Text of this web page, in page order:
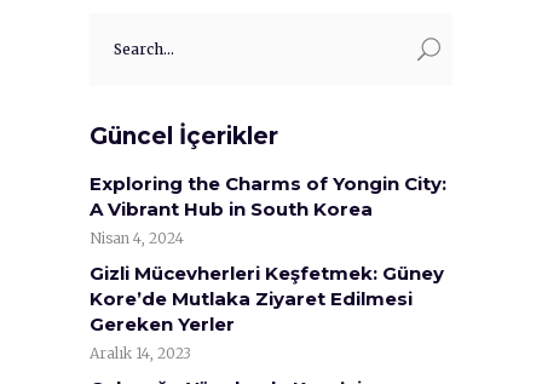
for:
Güncel İçerikler
Exploring the Charms of Yongin City:
A Vibrant Hub in South Korea
Nisan 4, 2024
Gizli Mücevherleri Keşfetmek: Güney
Kore’de Mutlaka Ziyaret Edilmesi
Gereken Yerler
Aralık 14, 2023